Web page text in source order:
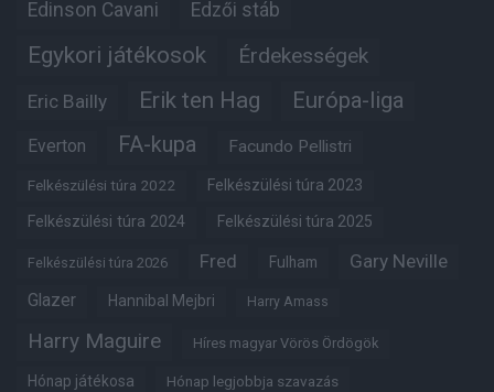
Edinson Cavani Edzői stáb
Egykori játékosok Érdekességek
Eric Bailly Erik ten Hag Európa-liga
Everton FA-kupa Facundo Pellistri
Felkészülési túra 2022 Felkészülési túra 2023
Felkészülési túra 2024 Felkészülési túra 2025
Felkészülési túra 2026 Fred Fulham Gary Neville
Glazer Hannibal Mejbri Harry Amass
Harry Maguire Híres magyar Vörös Ördögök
Hónap játékosa Hónap legjobbja szavazás